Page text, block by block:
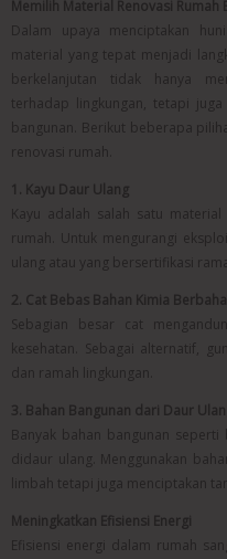
Memilih Material Renovasi Rumah
Dalam upaya menciptakan
material yang tepat menjadi
berkelanjutan tidak hanya
terhadap lingkungan, tetapi
bangunan. Berikut beberapa
renovasi rumah.
1. Kayu Daur Ulang
Kayu adalah salah satu
rumah. Untuk mengurangi
ulang atau yang bersertifikasi
2. Cat Bebas Bahan Kimia
Sebagian besar cat
kesehatan. Sebagai alternatif,
dan ramah lingkungan.
3. Bahan Bangunan dari Daur
Banyak bahan bangunan
didaur ulang. Menggunakan
limbah tetapi juga menciptakan
Meningkatkan Efisiensi Energi
Efisiensi energi dalam rumah